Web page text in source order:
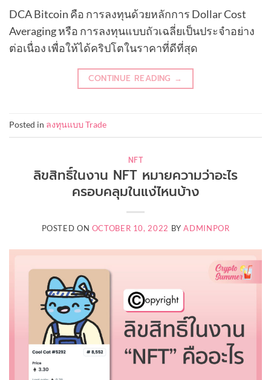
DCA Bitcoin คือ การลงทุนด้วยหลักการ Dollar Cost
Averaging หรือ การลงทุนแบบถัวเฉลี่ยเป็นประจำอย่าง
ต่อเนื่อง เพื่อให้ได้คริปโตในราคาที่ดีที่สุด
CONTINUE READING →
Posted in ลงทุนแบบ Trade
NFT
ลิขสิทธิ์ในงาน NFT หมายความว่าอะไร
ครอบคลุมในแง่ไหนบ้าง
POSTED ON OCTOBER 10, 2022 BYADMINPOR